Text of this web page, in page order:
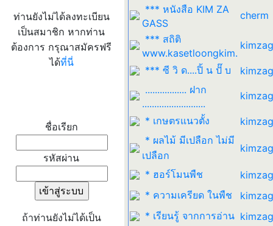
ท่านยังไม่ได้ลงทะเบียน
เป็นสมาชิก หากท่าน
ต้องการ กรุณาสมัครฟรี
ได้ที่นี่
ชื่อเรียก
รหัสผ่าน
ถ้าท่านยังไม่ได้เป็น
*** หนังสือ KIM ZA
GASS
cherm
*** สถิติ
www.kasetloongkim.
*** ซี วิ ด....ปิ้ น ปั๊ บ
................. ฝาก
..........................
* เกษตรแนวตั้ง
* ผลไม้ มีเปลือก ไม่มี
เปลือก
* ฮอร์โมนพืช
* ความเครียด ในพืช
* เรียนรู้ จากการอ่าน